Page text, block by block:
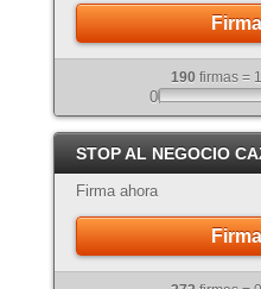
190 firmas =
0
STOP AL NEGOCIO
Firma ahora